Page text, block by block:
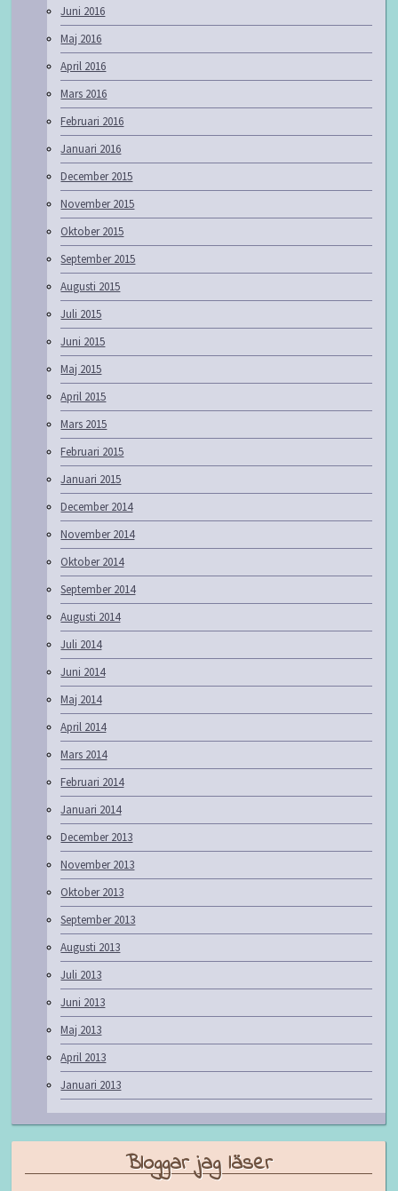
Juni 2016
Maj 2016
April 2016
Mars 2016
Februari 2016
Januari 2016
December 2015
November 2015
Oktober 2015
September 2015
Augusti 2015
Juli 2015
Juni 2015
Maj 2015
April 2015
Mars 2015
Februari 2015
Januari 2015
December 2014
November 2014
Oktober 2014
September 2014
Augusti 2014
Juli 2014
Juni 2014
Maj 2014
April 2014
Mars 2014
Februari 2014
Januari 2014
December 2013
November 2013
Oktober 2013
September 2013
Augusti 2013
Juli 2013
Juni 2013
Maj 2013
April 2013
Januari 2013
Bloggar jag läser